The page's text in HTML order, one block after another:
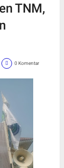
TNM,
0 Komentar